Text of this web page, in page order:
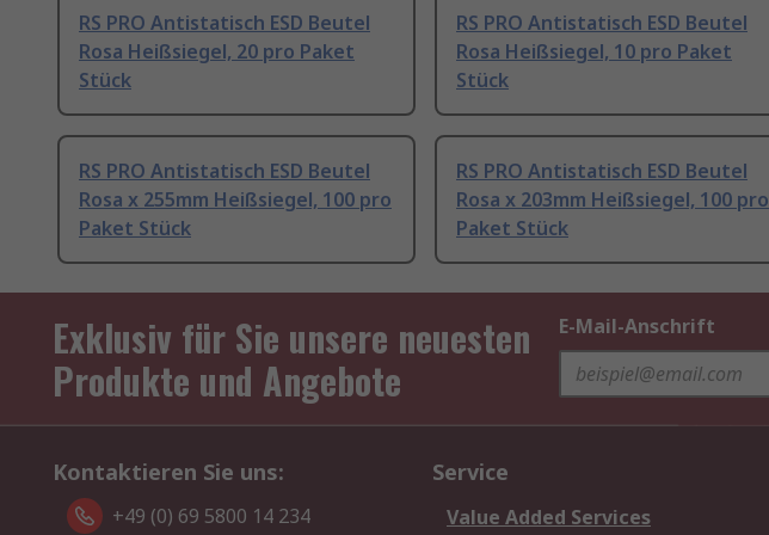
RS PRO Antistatisch ESD Beutel
Rosa Heißsiegel, 20 pro Paket
Stück
RS PRO Antistatisch ESD Beutel
Rosa Heißsiegel, 10 pro Paket
Stück
RS PRO Antistatisch ESD Beutel
Rosa x 255mm Heißsiegel, 100 pro
Paket Stück
RS PRO Antistatisch ESD Beutel
Rosa x 203mm Heißsiegel, 100 pro
Paket Stück
Exklusiv für Sie unsere neuesten
Produkte und Angebote
E-Mail-Anschrift
Kontaktieren Sie uns:
+49 (0) 69 5800 14 234
Service
Value Added Services